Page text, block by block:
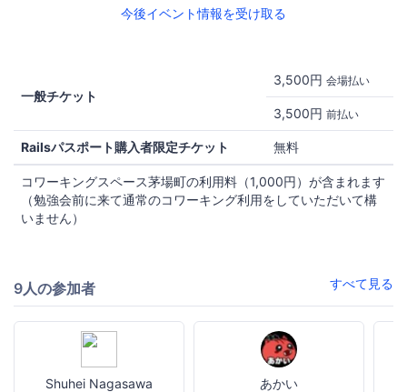
今後イベント情報を受け取る
一般チケット
3,500円 会場払い
3,500円 前払い
Railsパスポート購入者限定チケット 無料
コワーキングスペース茅場町の利用料（1,000円）が含まれます
（勉強会前に来て通常のコワーキング利用をしていただいて構
いません）
9人の参加者 すべて見る
Shuhei Nagasawa あかい